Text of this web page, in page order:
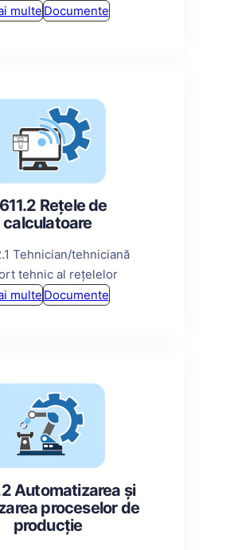
multe Documente
Rețele de
calculatoare
Tehnician/tehniciană
tehnic al rețelelor
multe Documente
Automatizarea și
proceselor de
producție